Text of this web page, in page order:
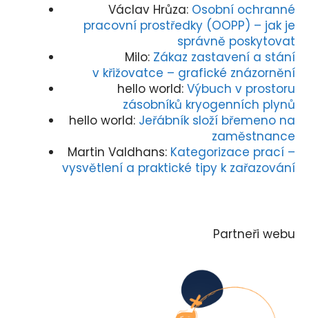
Václav Hrůza: Osobní ochranné
pracovní prostředky (OOPP) – jak je
správně poskytovat
Milo: Zákaz zastavení a stání
v křižovatce – grafické znázornění
hello world: Výbuch v prostoru
zásobníků kryogenních plynů
hello world: Jeřábník složí břemeno na
zaměstnance
Martin Valdhans: Kategorizace prací –
vysvětlení a praktické tipy k zařazování
Partneři webu